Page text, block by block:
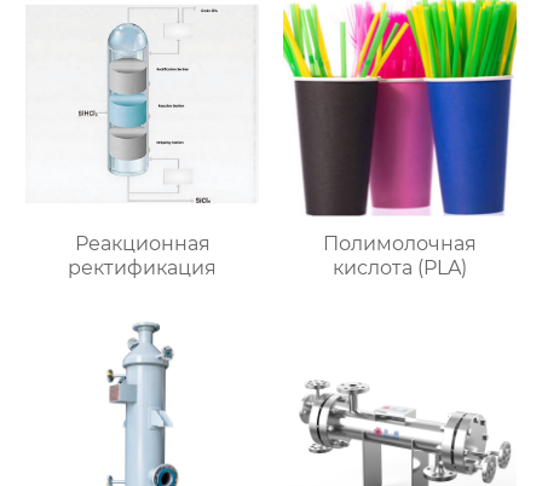
Реакционная
ректификация
Полимолочная
кислота (PLA)